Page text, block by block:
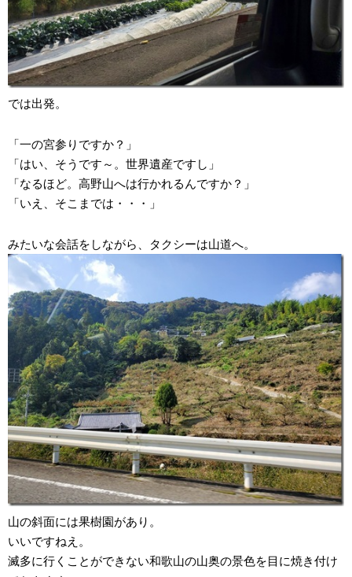
では出発。
「一の宮参りですか？」
「はい、そうです～。世界遺産ですし」
「なるほど。高野山へは行かれるんですか？」
「いえ、そこまでは・・・」
みたいな会話をしながら、タクシーは山道へ。
山の斜面には果樹園があり。
いいですねえ。
滅多に行くことができない和歌山の山奥の景色を目に焼き付け